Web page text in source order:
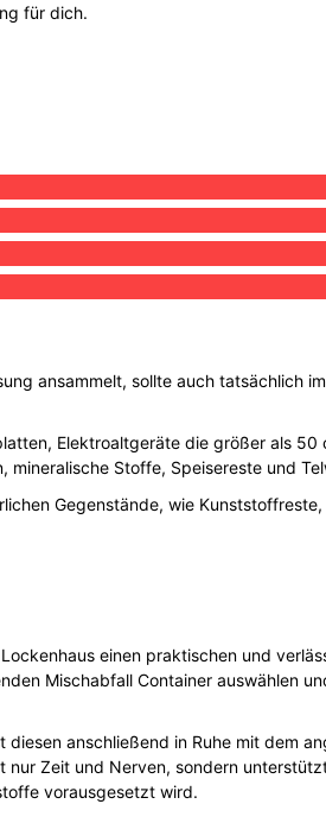
für dich.
ansammelt, sollte auch tatsächlich
Elektroaltgeräte die größer als 50
mineralische Stoffe, Speisereste und
Gegenstände, wie
einen praktischen und
Mischabfall Container auswählen
anschließend in Ruhe mit dem
Zeit und Nerven, sondern
vorausgesetzt wird.